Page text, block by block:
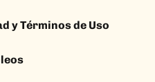
y Términos de Uso